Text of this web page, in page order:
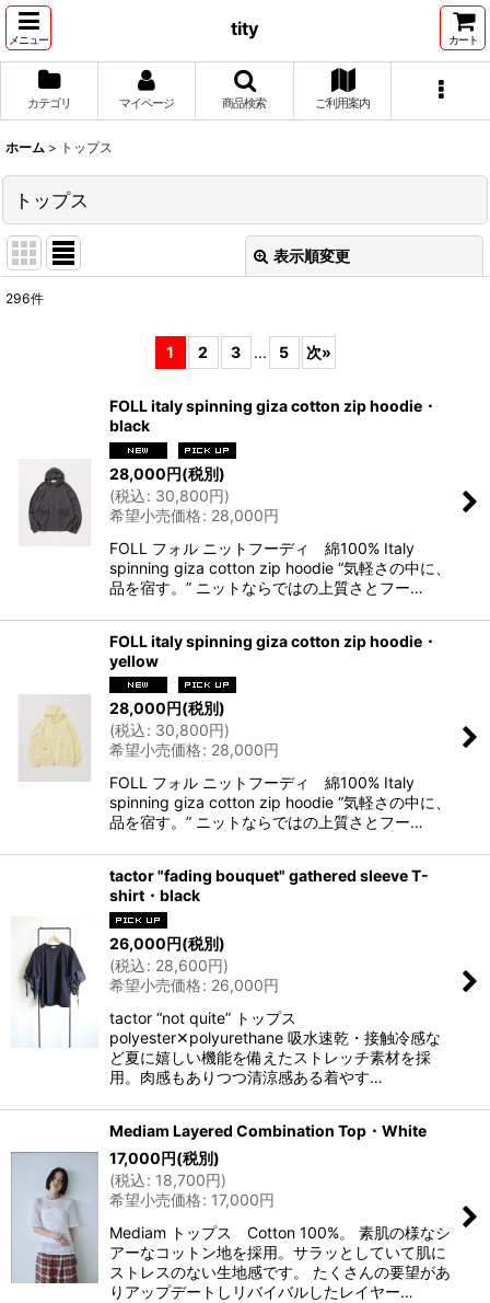
メニュー
tity
カート
カテゴリ マイページ 商品検索 ご利用案内
ホーム > トップス
トップス
表示順変更
296件
1 2 3 ... 5 次»
FOLL italy spinning giza cotton zip hoodie・
black
28,000円(税別)
(税込: 30,800円)
希望小売価格: 28,000円
FOLL フォル ニットフーディ 綿100% Italy
spinning giza cotton zip hoodie “気軽さの中に、
品を宿す。” ニットならではの上質さとフー…
FOLL italy spinning giza cotton zip hoodie・
yellow
28,000円(税別)
(税込: 30,800円)
希望小売価格: 28,000円
FOLL フォル ニットフーディ 綿100% Italy
spinning giza cotton zip hoodie “気軽さの中に、
品を宿す。” ニットならではの上質さとフー…
tactor "fading bouquet" gathered sleeve T-
shirt・black
26,000円(税別)
(税込: 28,600円)
希望小売価格: 26,000円
tactor “not quite” トップス
polyester✕polyurethane 吸水速乾・接触冷感な
ど夏に嬉しい機能を備えたストレッチ素材を採
用。肉感もありつつ清涼感ある着やす…
Mediam Layered Combination Top・White
17,000円(税別)
(税込: 18,700円)
希望小売価格: 17,000円
Mediam トップス Cotton 100%。 素肌の様なシ
アーなコットン地を採用。サラッとしていて肌に
ストレスのない生地感です。 たくさんの要望があ
りアップデートしリバイバルしたレイヤー…